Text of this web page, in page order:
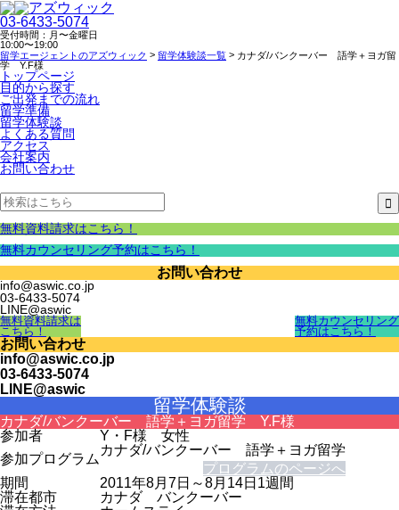
03-6433-5074
受付時間：月〜金曜日
10:00〜19:00
留学エージェントのアズウィック > 留学体験談一覧 > カナダ/バンクーバー 語学＋ヨガ留
学 Y.F様
トップページ
目的から探す
ご出発までの流れ
留学準備
留学体験談
よくある質問
アクセス
会社案内
お問い合わせ
無料資料請求はこちら！
無料カウンセリング予約はこちら！
お問い合わせ
info@aswic.co.jp
03-6433-5074
LINE@aswic
無料資料請求は
こちら！
無料カウンセリング
予約はこちら！
お問い合わせ
info@aswic.co.jp
03-6433-5074
LINE@aswic
留学体験談
カナダ/バンクーバー 語学＋ヨガ留学 Y.F様
参加者
Y・F様 女性
参加プログラム
カナダ/バンクーバー 語学＋ヨガ留学
プログラムのページへ
期間
2011年8月7日～8月14日1週間
滞在都市
カナダ バンクーバー